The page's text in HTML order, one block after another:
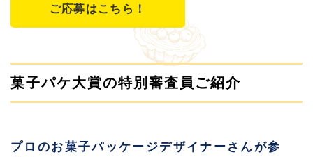
ご応募はこちら！
菓子パケ大賞の特別審査員ご紹介
プロのお菓子パッケージデザイナーさんが参